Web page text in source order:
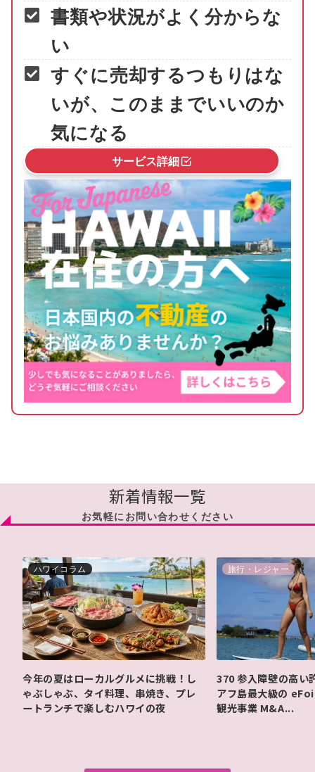
書類や状況がよく分からな
い
すぐに売却するつもりはな
いが、このままでいいのか
気になる
サービス詳細
新着情報一覧
お気軽にお問い合わせください
ハワイコラム
今年の夏はローカルグルメに挑戦！し
ゃぶしゃぶ、タイ料理、串焼き、プレ
ートランチで楽しむハワイの夜
旅行・レジャー
370 参入障壁の高い
アフ島最大級の
観光事業 M&A...